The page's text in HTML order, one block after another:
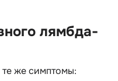
лямбда-
же симптомы: